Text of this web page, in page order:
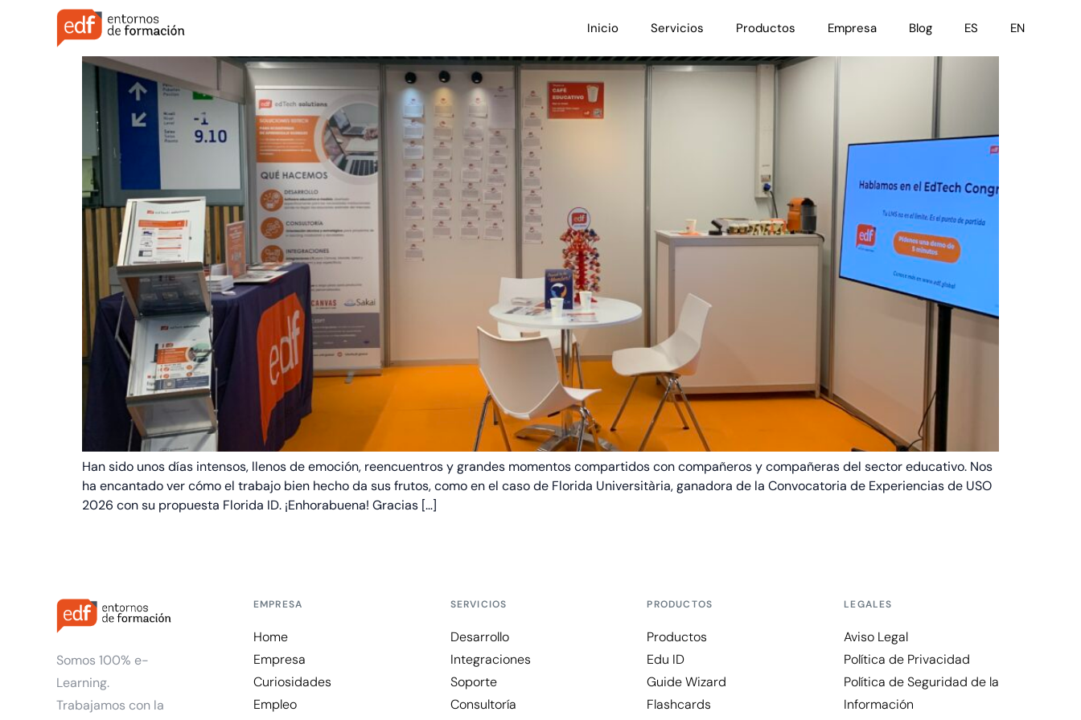
Inicio Servicios Productos Empresa Blog ES EN
Así cerramos EdTech Congress Barcelona 2026
Han sido unos días intensos, llenos de emoción, reencuentros y grandes momentos compartidos con compañeros y compañeras del sector educativo. Nos
ha encantado ver cómo el trabajo bien hecho da sus frutos, como en el caso de Florida Universitària, ganadora de la Convocatoria de Experiencias de USO
2026 con su propuesta Florida ID. ¡Enhorabuena! Gracias […]
Somos 100% e-
Learning.
Trabajamos con la
EMPRESA
Home
Empresa
Curiosidades
Empleo
SERVICIOS
Desarrollo
Integraciones
Soporte
Consultoría
PRODUCTOS
Productos
Edu ID
Guide Wizard
Flashcards
LEGALES
Aviso Legal
Política de Privacidad
Política de Seguridad de la
Información